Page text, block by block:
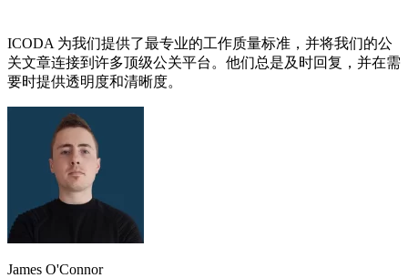
ICODA 为我们提供了最专业的工作质量标准，并将我们的公
关文章连接到许多顶级公关平台。他们总是及时回复，并在需
要时提供透明度和清晰度。
James O'Connor